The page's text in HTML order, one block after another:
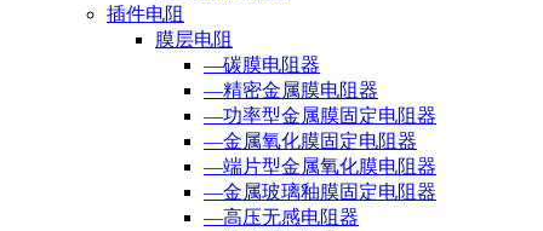
插件电阻
膜层电阻
—碳膜电阻器
—精密金属膜电阻器
—功率型金属膜固定电阻器
—金属氧化膜固定电阻器
—端片型金属氧化膜电阻器
—金属玻璃釉膜固定电阻器
—高压无感电阻器